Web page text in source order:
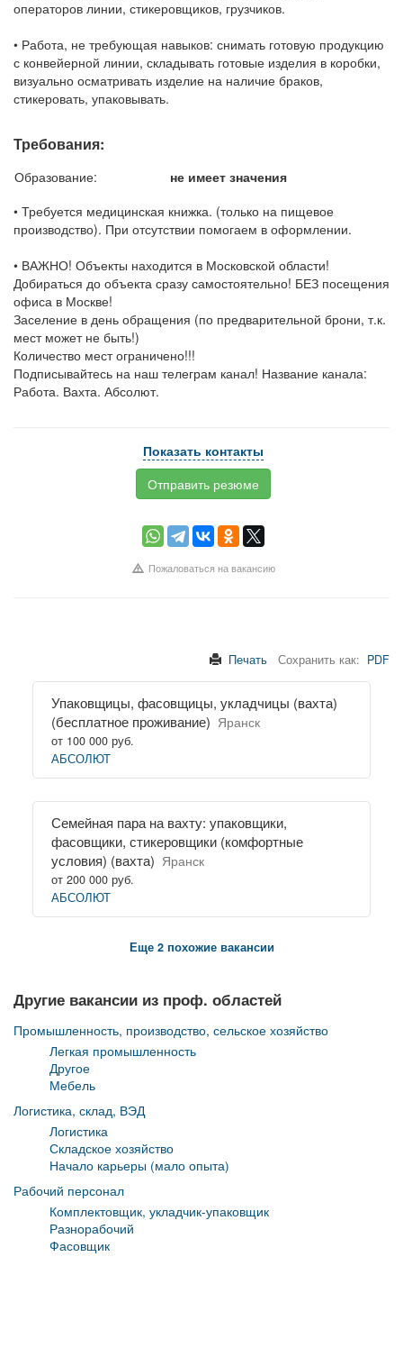
операторов линии, стикеровщиков, грузчиков.
• Работа, не требующая навыков: снимать готовую продукцию
с конвейерной линии, складывать готовые изделия в коробки,
визуально осматривать изделие на наличие браков,
стикеровать, упаковывать.
Требования:
Образование:
не имеет значения
• Требуется медицинская книжка. (только на пищевое
производство). При отсутствии помогаем в оформлении.
• ВАЖНО! Объекты находится в Московской области!
Добираться до объекта сразу самостоятельно! БЕЗ посещения
офиса в Москве!
Заселение в день обращения (по предварительной брони, т.к.
мест может не быть!)
Количество мест ограничено!!!
Подписывайтесь на наш телеграм канал! Название канала:
Работа. Вахта. Абсолют.
Показать контакты
Отправить резюме
Пожаловаться на вакансию
Печать Сохранить как: PDF
Упаковщицы, фасовщицы, укладчицы (вахта)
(бесплатное проживание) Яранск
от 100 000 руб.
АБСОЛЮТ
Семейная пара на вахту: упаковщики,
фасовщики, стикеровщики (комфортные
условия) (вахта) Яранск
от 200 000 руб.
АБСОЛЮТ
Еще 2 похожие вакансии
Другие вакансии из проф. областей
Промышленность, производство, сельское хозяйство
Легкая промышленность
Другое
Мебель
Логистика, склад, ВЭД
Логистика
Складское хозяйство
Начало карьеры (мало опыта)
Рабочий персонал
Комплектовщик, укладчик-упаковщик
Разнорабочий
Фасовщик